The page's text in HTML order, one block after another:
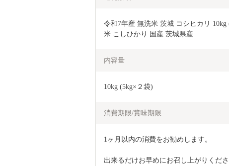
令和7年産 無洗米 茨城 コシヒカリ
米 こしひかり 国産 茨城県産
内容量
10kg (5kg×２袋)
消費期限/賞味期限
1ヶ月以内の消費をお勧めします。
出来るだけお早めにお召し上がりくださ